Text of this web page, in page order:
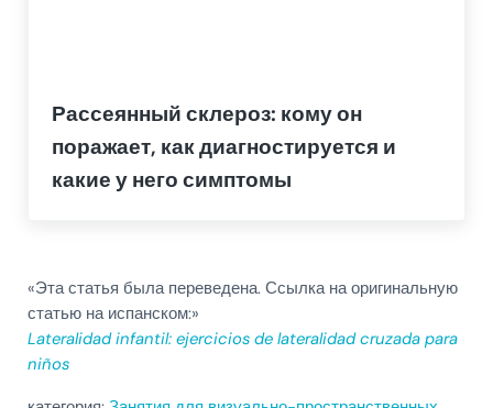
Рассеянный склероз: кому он
поражает, как диагностируется и
какие у него симптомы
«Эта статья была переведена. Ссылка на оригинальную
статью на испанском:»
Lateralidad infantil: ejercicios de lateralidad cruzada para
niños